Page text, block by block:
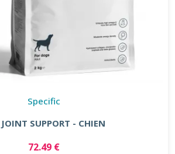
Specific
JOINT SUPPORT - CHIEN
72.49 €